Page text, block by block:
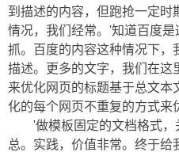
到描述的内容，但跑抢一定时
情况，我们经常。'知道百度
抓。百度的内容这种情况下，
描述。更多的文字，我们在这
来优化网页的标题基于总文本
化的每个网页不重复的方式来
'做模板固定的文档格式
总。实践，价值非常。终于